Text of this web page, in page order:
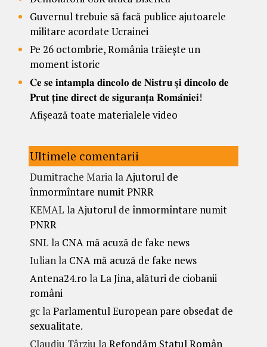
Guvernul trebuie să facă publice ajutoarele
militare acordate Ucrainei
Pe 26 octombrie, România trăiește un
moment istoric
𝐂𝐞 𝐬𝐞 𝐢𝐧𝐭𝐚𝐦𝐩𝐥𝐚 𝐝𝐢𝐧𝐜𝐨𝐥𝐨 𝐝𝐞 𝐍𝐢𝐬𝐭𝐫𝐮 𝐬̦𝐢 𝐝𝐢𝐧𝐜𝐨𝐥𝐨 𝐝𝐞
𝐏𝐫𝐮𝐭 𝐭̦𝐢𝐧𝐞 𝐝𝐢𝐫𝐞𝐜𝐭 𝐝𝐞 𝐬𝐢𝐠𝐮𝐫𝐚𝐧𝐭̦𝐚 𝐑𝐨𝐦𝐚̂𝐧𝐢𝐞𝐢!
Afișează toate materialele video
Ultimele comentarii
Dumitrache MarialaAjutorul de
înmormîntare numit PNRR
KEMAL laAjutorul de înmormîntare numit
PNRR
SNL la CNA mă acuză de fake news
Iulianla CNA mă acuză de fake news
Antena24.ro laLa Jina, alături de ciobanii
români
gclaParlamentul European pare obsedat de
sexualitate.
Claudiu Târziu la Refondăm Statul Român